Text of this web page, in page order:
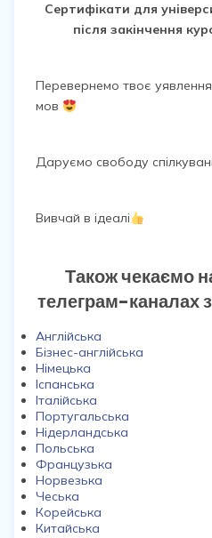
Сертифікати для
після закінчення
Перевернемо твоє
мов
Даруємо свободу
Вивчай в ідеалі
Також чекаємо
телеграм-каналах
Англійська
Бізнес-англійська
Німецька
Іспанська
Італійська
Португальська
Нідерландська
Польська
Французька
Норвезька
Чеська
Корейська
Китайська